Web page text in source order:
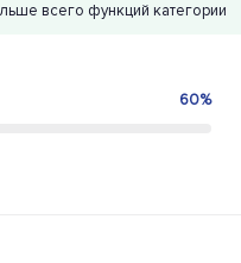
всего функций категории
60%